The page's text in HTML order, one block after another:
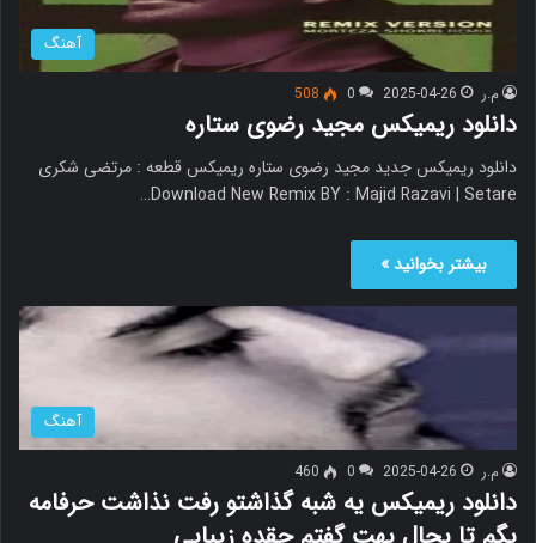
آهنگ
م.ر 2025-04-26
0
508
دانلود ریمیکس مجید رضوی ستاره
دانلود ریمیکس جدید مجید رضوی ستاره ریمیکس قطعه : مرتضی شکری
Download New Remix BY : Majid Razavi | Setare…
بیشتر بخوانید »
آهنگ
م.ر 2025-04-26
0
460
دانلود ریمیکس یه شبه گذاشتو رفت نذاشت حرفامه